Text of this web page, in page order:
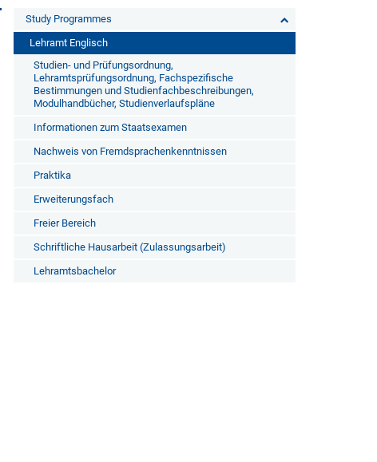
Study Programmes
Lehramt Englisch
Studien- und Prüfungsordnung,
Lehramtsprüfungsordnung, Fachspezifische
Bestimmungen und Studienfachbeschreibungen,
Modulhandbücher, Studienverlaufspläne
Informationen zum Staatsexamen
Nachweis von Fremdsprachenkenntnissen
Praktika
Erweiterungsfach
Freier Bereich
Schriftliche Hausarbeit (Zulassungsarbeit)
Lehramtsbachelor